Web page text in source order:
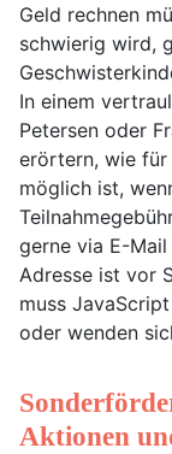
Geld rechnen
schwierig wird,
In einem
Petersen oder
erörtern, wie für
möglich ist,
gerne via E-
Adresse ist vor
muss
oder wenden
Aktionen